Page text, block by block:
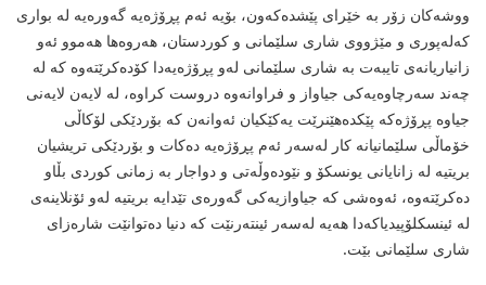
ووشه‌کان زۆر به‌ خێرای پێشده‌که‌ون، بۆیه‌ ئه‌م پڕۆژه‌یه‌ گه‌وره‌یه‌ له‌ بواری
که‌له‌پوری و مێژووی شاری سلێمانی و کوردستان، هه‌روه‌ها هه‌موو ئه‌و
زانیاریانه‌ی تایبه‌ت به‌ شاری سلێمانی له‌و پڕۆژه‌یه‌دا کۆده‌کرێته‌وه‌ که‌ له‌
چه‌ند سه‌رچاوه‌یه‌کی جیاواز و فراوانه‌وه‌ دروست کراوه‌، له‌ لایه‌ن لایه‌نی
جیاوه‌ پڕۆژه‌که‌ پێکده‌هێنرێت یه‌کێکیان ئه‌وانه‌ن که‌ بۆردێکی لۆکاڵی
خۆماڵی سلێمانیانه‌ کار له‌سه‌ر ئه‌م پڕۆژه‌یه‌ ده‌کات و بۆردێکی تریشیان
بریتیه‌ له‌ زانایانی یونسکۆ و نێوده‌وڵه‌تی و دواجار به‌ زمانی کوردی بڵاو
ده‌کرێته‌وه‌، ئه‌وه‌شی که‌ جیاوازیه‌کی گه‌وره‌ی تێدایه‌ بریتیه‌ له‌و ئۆنلاینه‌ی
له‌ ئینسکلۆپیدیاکه‌دا هه‌یه‌ له‌سه‌ر ئینته‌رنێت که‌ دنیا ده‌توانێت شاره‌زای
شاری سلێمانی بێت.